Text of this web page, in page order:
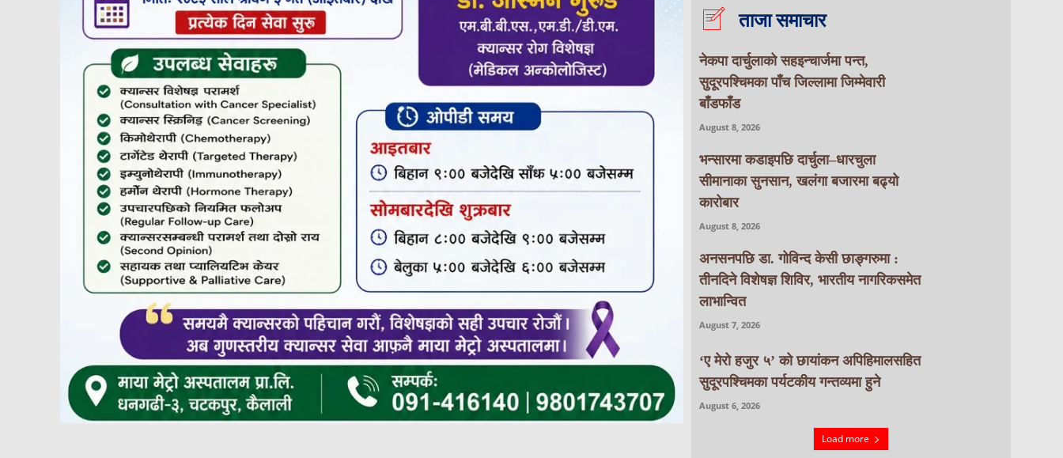
ताजा समाचार
नेकपा दार्चुलाको सहइन्चार्जमा पन्त,
सुदूरपश्चिमका पाँच जिल्लामा जिम्मेवारी
बाँडफाँड
August 8, 2026
भन्सारमा कडाइपछि दार्चुला–धारचुला
सीमानाका सुनसान, खलंगा बजारमा बढ्यो
कारोबार
August 8, 2026
अनसनपछि डा. गोविन्द केसी छाङ्गरुमा :
तीनदिने विशेषज्ञ शिविर, भारतीय नागरिकसमेत
लाभान्वित
August 7, 2026
‘ए मेरो हजुर ५’ को छायांकन अपिहिमालसहित
सुदूरपश्चिमका पर्यटकीय गन्तव्यमा हुने
August 6, 2026
Load more